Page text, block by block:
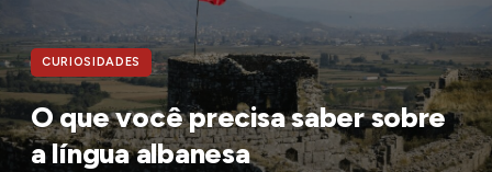
CURIOSIDADES
O que você precisa saber sobre
a língua albanesa